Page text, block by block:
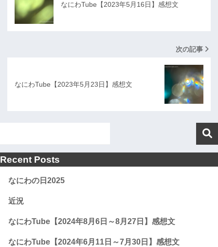
なにわTube【2023年5月16日】感想文
次の記事
なにわTube【2023年5月23日】感想文
Recent Posts
なにわの日2025
近況
なにわTube【2024年8月6日～8月27日】感想文
なにわTube【2024年6月11日～7月30日】感想文